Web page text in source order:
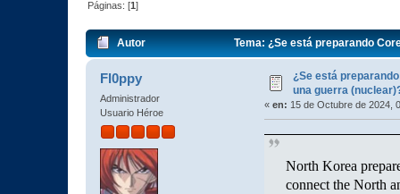
Páginas: [1]
Autor Tema: ¿Se está preparando
Fl0ppy
Administrador
Usuario Héroe
¿Se está
una guerra
« en: 15 de Octubre de 2024,
North Korea
connect the North